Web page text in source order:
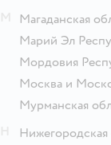
Магаданская
Марий Эл
Мордовия
Москва и
Мурманская
Нижегородская